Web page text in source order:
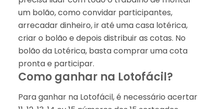
um bolão, como convidar participantes,
arrecadar dinheiro, ir até uma casa lotérica,
criar o bolão e depois distribuir as cotas. No
bolão da Lotérica, basta comprar uma cota
pronta e participar.
Como ganhar na Lotofácil?
Para ganhar na Lotofácil, é necessário acertar